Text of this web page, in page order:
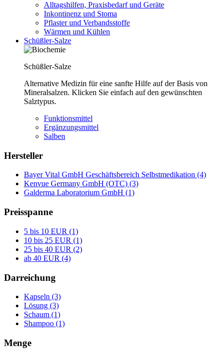
Alltagshilfen, Praxisbedarf und Geräte
Inkontinenz und Stoma
Pflaster und Verbandsstoffe
Wärmen und Kühlen
Schüßler-Salze
Schüßler-Salze
Alternative Medizin für eine sanfte Hilfe auf der Basis von
Mineralsalzen. Klicken Sie einfach auf den gewünschten
Salztypus.
Funktionsmittel
Ergänzungsmittel
Salben
Hersteller
Bayer Vital GmbH Geschäftsbereich Selbstmedikation (4)
Kenvue Germany GmbH (OTC) (3)
Galderma Laboratorium GmbH (1)
Preisspanne
5 bis 10 EUR (1)
10 bis 25 EUR (1)
25 bis 40 EUR (2)
ab 40 EUR (4)
Darreichung
Kapseln (3)
Lösung (3)
Schaum (1)
Shampoo (1)
Menge